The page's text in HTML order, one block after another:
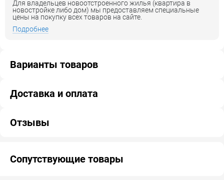
Для владельцев новоотстроенного жилья (квартира в
новостройке либо дом) мы предоставляем специальные
цены на покупку всех товаров на сайте.
Подробнее
Варианты товаров
Доставка и оплата
Отзывы
Сопутствующие товары